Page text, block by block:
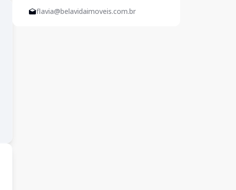
flavia@belavidaimoveis.com.br